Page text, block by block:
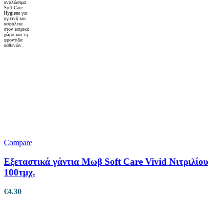
Compare
Εξεταστικά γάντια Μωβ Soft Care Vivid Νιτριλίου
100τμχ.
€4.30